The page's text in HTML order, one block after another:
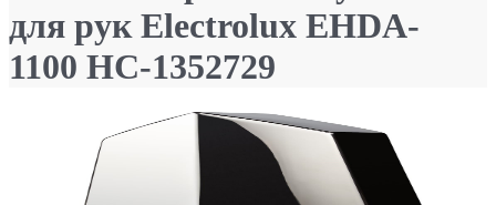
для рук Electrolux EHDA-
1100 НС-1352729